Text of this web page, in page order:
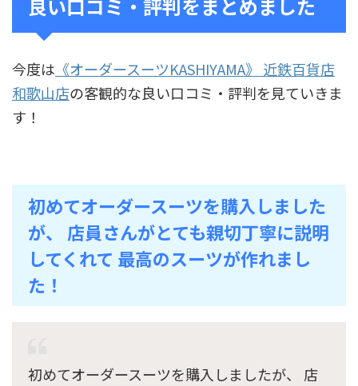
良い口コミ・評判をまとめました
今度は 《オーダースーツKASHIYAMA》 近鉄百貨店
和歌山店の客観的な良い口コミ・評判を見ていきま
す！
初めてオーダースーツを購入しました
が、 店員さんがとても親切丁寧に説明
してくれて 最高のスーツが作れまし
た！
初めてオーダースーツを購入しましたが、 店